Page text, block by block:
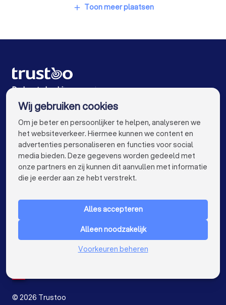
Rijscholen in Raamsdonksveer
Rijscholen in Eindhoven
Rijscholen in Groningen
Rijscholen in Almere
Rijscholen in Nijmegen
Rijscholen in Haarlem
Rijscholen in Arnhem
Rijscholen in Amersfoort
Rijscholen in Apeldoorn
Rijscholen in Den Bosch
Rijscholen in Maastricht
Rijscholen in Zoetermeer
add Toon meer plaatsen
De beste bedrijven voor jou
VOOR PARTICULIEREN keyboard_arrow_down
Nederland
© 2026 Trustoo
Wij gebruiken cookies
Om je beter en persoonlijker te helpen, analyseren we
het websiteverkeer. Hiermee kunnen we content en
advertenties personaliseren en functies voor social
media bieden. Deze gegevens worden gedeeld met
onze partners en zij kunnen dit aanvullen met informatie
die je eerder aan ze hebt verstrekt.
Alles accepteren
Alleen noodzakelijk
Voorkeuren beheren